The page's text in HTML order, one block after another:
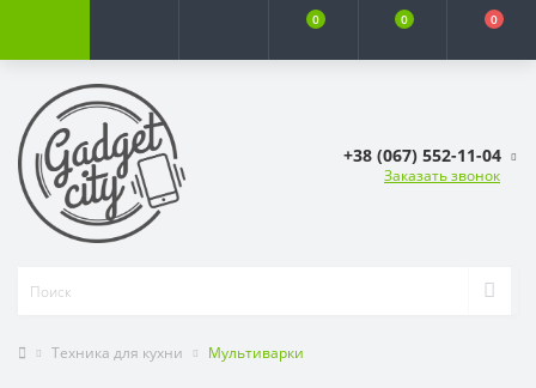
0 0 0
+38 (067) 552-11-04
Заказать звонок
Техника для кухни Мультиварки